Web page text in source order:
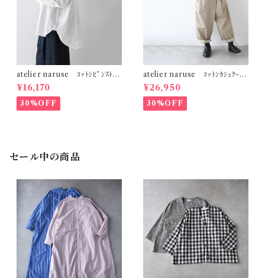
atelier naruse ｺｯﾄﾝﾋﾟﾝｽﾄﾗｲ
ﾌﾟﾋﾞｯｸﾞｼﾙｴｯﾄｼｬﾂ (ｸﾞﾘｰﾝｽﾄﾗｲ
ﾌﾟ) F02086_B
¥16,170
30%OFF
atelier naruse ｺｯﾄﾝｶｼｭｸｰﾙ
ｼﾞｬﾝﾌﾟｽｰﾂ (ﾍﾞｲｼﾞｭ) h05110
¥26,950
30%OFF
セール中の商品